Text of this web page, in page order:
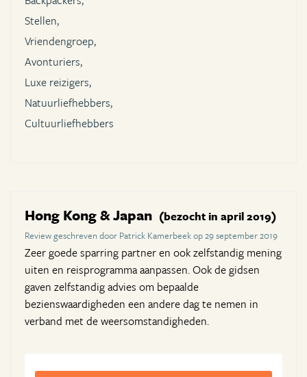
Stellen,
Vriendengroep,
Avonturiers,
Luxe reizigers,
Natuurliefhebbers,
Cultuurliefhebbers
Hong Kong & Japan (bezocht in april 2019)
Review geschreven door Patrick Kamerbeek op 29 september 2019
Zeer goede sparring partner en ook zelfstandig mening
uiten en reisprogramma aanpassen. Ook de gidsen
gaven zelfstandig advies om bepaalde
bezienswaardigheden een andere dag te nemen in
verband met de weersomstandigheden.